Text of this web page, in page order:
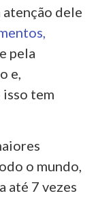
atenção dele
pela
e,
isso tem
o mundo,
até 7 vezes